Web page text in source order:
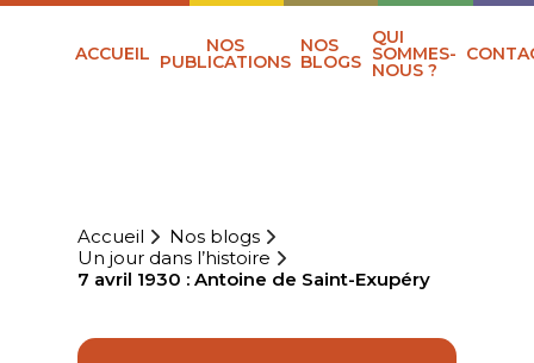
ACCUEIL NOS
PUBLICATIONS
NOS
BLOGS
QUI
SOMMES-
NOUS ?
Accueil
Nos blogs
Un jour dans l’histoire
7 avril 1930 : Antoine de Saint-Exupéry